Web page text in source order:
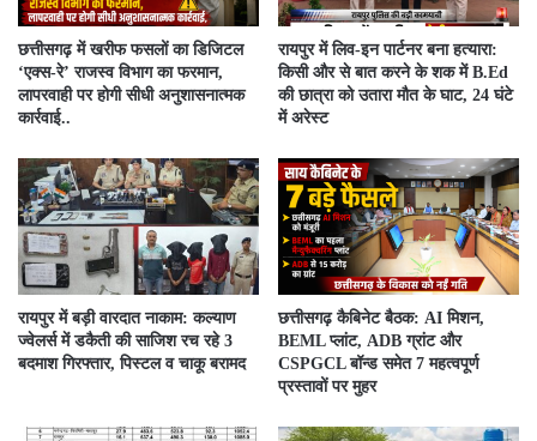
​छत्तीसगढ़ में खरीफ फसलों का डिजिटल
‘एक्स-रे’ राजस्व विभाग का फरमान,
लापरवाही पर होगी सीधी अनुशासनात्मक
कार्रवाई..
रायपुर में लिव-इन पार्टनर बना हत्यारा:
किसी और से बात करने के शक में B.Ed
की छात्रा को उतारा मौत के घाट, 24 घंटे
में अरेस्ट
रायपुर में बड़ी वारदात नाकाम: कल्याण
ज्वेलर्स में डकैती की साजिश रच रहे 3
बदमाश गिरफ्तार, पिस्टल व चाकू बरामद
छत्तीसगढ़ कैबिनेट बैठक: AI मिशन,
BEML प्लांट, ADB ग्रांट और
CSPGCL बॉन्ड समेत 7 महत्वपूर्ण
प्रस्तावों पर मुहर